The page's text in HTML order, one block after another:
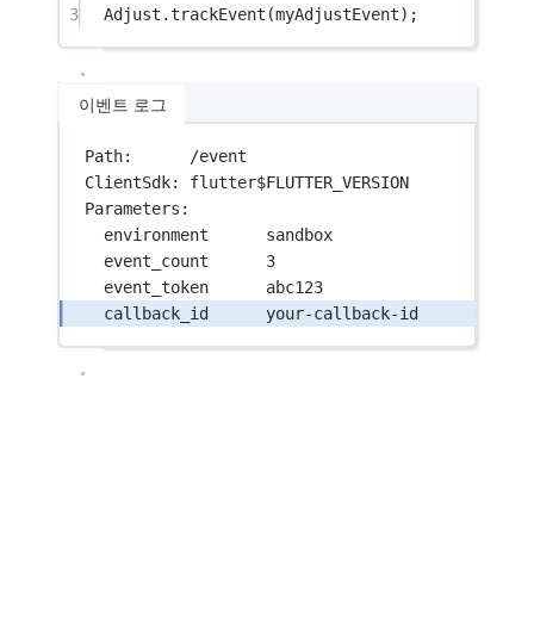
3
Adjust .trackEvent (myAdjustEvent);
이벤트 로그
Path:      /event
ClientSdk: flutter$FLUTTER_VERSION
Parameters:
environment      sandbox
event_count      3
event_token      abc123
callback_id      your-callback-id